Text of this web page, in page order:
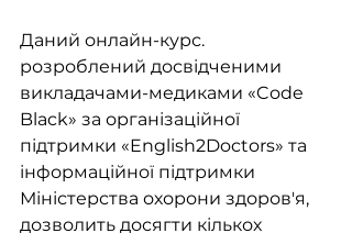
Даний онлайн-курс.
розроблений досвідченими
викладачами-медиками «Code
Black» за організаційної
підтримки «English2Doctors» та
інформаційної підтримки
Міністерства охорони здоров'я,
дозволить досягти кількох